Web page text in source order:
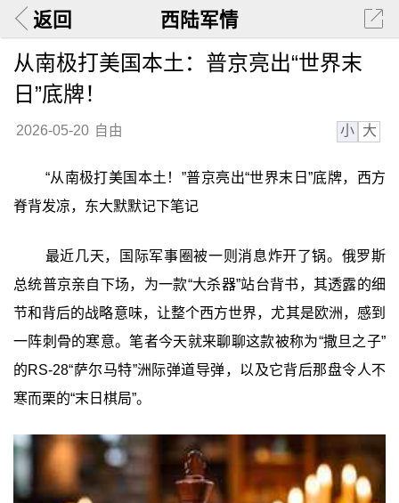
返回 西陆军情
从南极打美国本土：普京亮出“世界末
日”底牌！
2026-05-20 自由 小 大
“从南极打美国本土！”普京亮出“世界末日”底牌，西方
脊背发凉，东大默默记下笔记
最近几天，国际军事圈被一则消息炸开了锅。俄罗斯
总统普京亲自下场，为一款“大杀器”站台背书，其透露的细
节和背后的战略意味，让整个西方世界，尤其是欧洲，感到
一阵刺骨的寒意。笔者今天就来聊聊这款被称为“撒旦之子”
的RS-28“萨尔马特”洲际弹道导弹，以及它背后那盘令人不
寒而栗的“末日棋局”。